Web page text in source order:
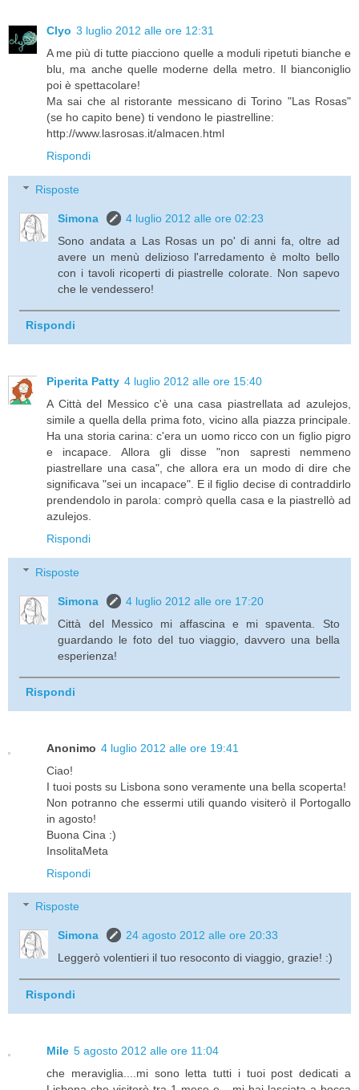
Clyo 3 luglio 2012 alle ore 12:31
A me più di tutte piacciono quelle a moduli ripetuti bianche e
blu, ma anche quelle moderne della metro. Il bianconiglio
poi è spettacolare!
Ma sai che al ristorante messicano di Torino "Las Rosas"
(se ho capito bene) ti vendono le piastrelline:
http://www.lasrosas.it/almacen.html
Rispondi
Risposte
Simona
4 luglio 2012 alle ore 02:23
Sono andata a Las Rosas un po' di anni fa, oltre ad
avere un menù delizioso l'arredamento è molto bello
con i tavoli ricoperti di piastrelle colorate. Non sapevo
che le vendessero!
Rispondi
Piperita Patty 4 luglio 2012 alle ore 15:40
A Città del Messico c'è una casa piastrellata ad azulejos,
simile a quella della prima foto, vicino alla piazza principale.
Ha una storia carina: c'era un uomo ricco con un figlio pigro
e incapace. Allora gli disse "non sapresti nemmeno
piastrellare una casa", che allora era un modo di dire che
significava "sei un incapace". E il figlio decise di contraddirlo
prendendolo in parola: comprò quella casa e la piastrellò ad
azulejos.
Rispondi
Risposte
Simona
4 luglio 2012 alle ore 17:20
Città del Messico mi affascina e mi spaventa. Sto
guardando le foto del tuo viaggio, davvero una bella
esperienza!
Rispondi
Anonimo 4 luglio 2012 alle ore 19:41
Ciao!
I tuoi posts su Lisbona sono veramente una bella scoperta!
Non potranno che essermi utili quando visiterò il Portogallo
in agosto!
Buona Cina :)
InsolitaMeta
Rispondi
Risposte
Simona
24 agosto 2012 alle ore 20:33
Leggerò volentieri il tuo resoconto di viaggio, grazie! :)
Rispondi
Mile 5 agosto 2012 alle ore 11:04
che meraviglia....mi sono letta tutti i tuoi post dedicati a